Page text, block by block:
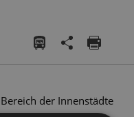
der Innenstädte